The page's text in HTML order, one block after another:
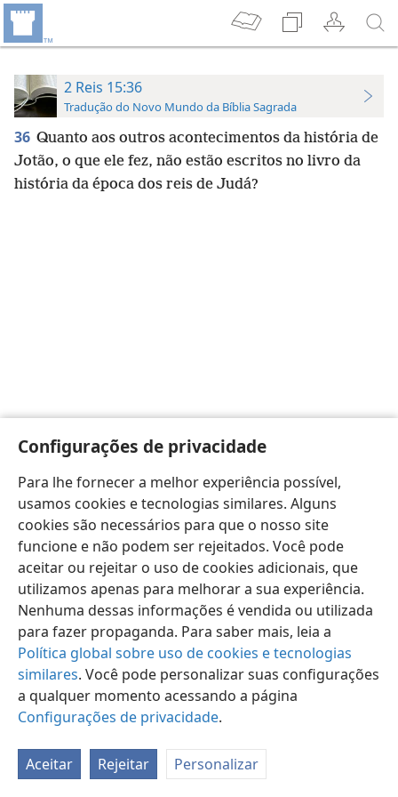
Configurações de privacidade
Para lhe fornecer a melhor experiência possível,
usamos cookies e tecnologias similares. Alguns
cookies são necessários para que o nosso site
funcione e não podem ser rejeitados. Você pode
aceitar ou rejeitar o uso de cookies adicionais, que
utilizamos apenas para melhorar a sua experiência.
Nenhuma dessas informações é vendida ou utilizada
para fazer propaganda. Para saber mais, leia a
Política global sobre uso de cookies e tecnologias
similares. Você pode personalizar suas configurações
a qualquer momento acessando a página
Configurações de privacidade.
Aceitar Rejeitar Personalizar
2 Reis 15:36
Tradução do Novo Mundo da Bíblia Sagrada
36 Quanto aos outros acontecimentos da história de
Jotão, o que ele fez, não estão escritos no livro da
história da época dos reis de Judá?
Português (Brasil) Preferências
Copyright© 2026 Watch Tower Bible and Tract Society of Pennsylvania
Termos de Uso
Política de Privacidade
Configurações de Privacidade
JW.ORG Login